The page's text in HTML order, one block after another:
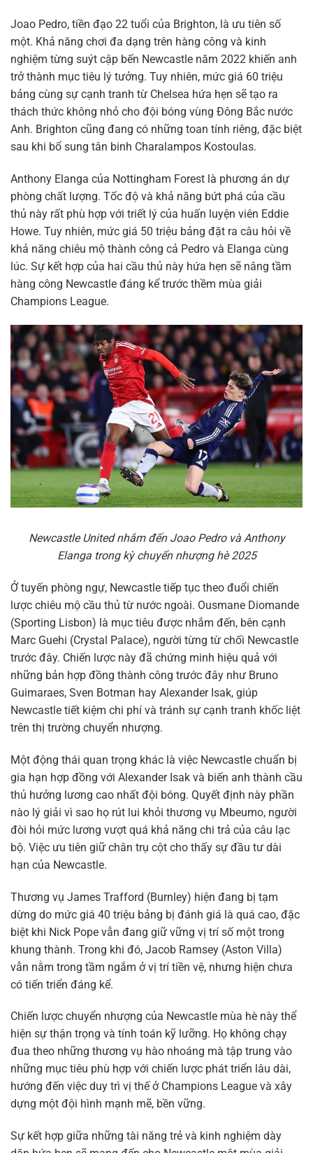
Joao Pedro, tiền đạo 22 tuổi của Brighton, là ưu tiên số
một. Khả năng chơi đa dạng trên hàng công và kinh
nghiệm từng suýt cập bến Newcastle năm 2022 khiến anh
trở thành mục tiêu lý tưởng. Tuy nhiên, mức giá 60 triệu
bảng cùng sự cạnh tranh từ Chelsea hứa hẹn sẽ tạo ra
thách thức không nhỏ cho đội bóng vùng Đông Bắc nước
Anh. Brighton cũng đang có những toan tính riêng, đặc biệt
sau khi bổ sung tân binh Charalampos Kostoulas.
Anthony Elanga của Nottingham Forest là phương án dự
phòng chất lượng. Tốc độ và khả năng bứt phá của cầu
thủ này rất phù hợp với triết lý của huấn luyện viên Eddie
Howe. Tuy nhiên, mức giá 50 triệu bảng đặt ra câu hỏi về
khả năng chiêu mộ thành công cả Pedro và Elanga cùng
lúc. Sự kết hợp của hai cầu thủ này hứa hẹn sẽ nâng tầm
hàng công Newcastle đáng kể trước thềm mùa giải
Champions League.
Newcastle United nhắm đến Joao Pedro và Anthony
Elanga trong kỳ chuyển nhượng hè 2025
Ở tuyến phòng ngự, Newcastle tiếp tục theo đuổi chiến
lược chiêu mộ cầu thủ từ nước ngoài. Ousmane Diomande
(Sporting Lisbon) là mục tiêu được nhắm đến, bên cạnh
Marc Guehi (Crystal Palace), người từng từ chối Newcastle
trước đây. Chiến lược này đã chứng minh hiệu quả với
những bản hợp đồng thành công trước đây như Bruno
Guimaraes, Sven Botman hay Alexander Isak, giúp
Newcastle tiết kiệm chi phí và tránh sự cạnh tranh khốc liệt
trên thị trường chuyển nhượng.
Một động thái quan trọng khác là việc Newcastle chuẩn bị
gia hạn hợp đồng với Alexander Isak và biến anh thành cầu
thủ hưởng lương cao nhất đội bóng. Quyết định này phần
nào lý giải vì sao họ rút lui khỏi thương vụ Mbeumo, người
đòi hỏi mức lương vượt quá khả năng chi trả của câu lạc
bộ. Việc ưu tiên giữ chân trụ cột cho thấy sự đầu tư dài
hạn của Newcastle.
Thương vụ James Trafford (Burnley) hiện đang bị tạm
dừng do mức giá 40 triệu bảng bị đánh giá là quá cao, đặc
biệt khi Nick Pope vẫn đang giữ vững vị trí số một trong
khung thành. Trong khi đó, Jacob Ramsey (Aston Villa)
vẫn nằm trong tầm ngắm ở vị trí tiền vệ, nhưng hiện chưa
có tiến triển đáng kể.
Chiến lược chuyển nhượng của Newcastle mùa hè này thể
hiện sự thận trọng và tính toán kỹ lưỡng. Họ không chạy
đua theo những thương vụ hào nhoáng mà tập trung vào
những mục tiêu phù hợp với chiến lược phát triển lâu dài,
hướng đến việc duy trì vị thế ở Champions League và xây
dựng một đội hình mạnh mẽ, bền vững.
Sự kết hợp giữa những tài năng trẻ và kinh nghiệm dày